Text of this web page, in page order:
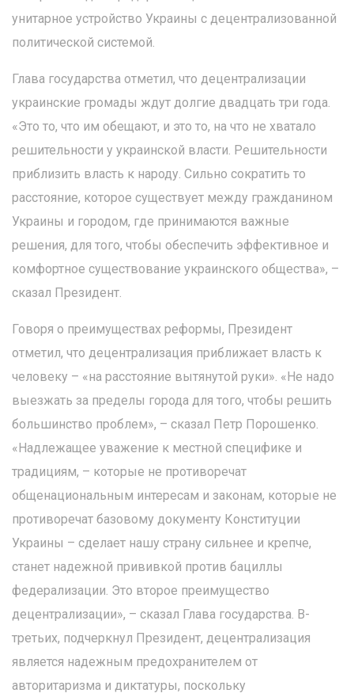
унитарное устройство Украины с децентрализованной
политической системой.
Глава государства отметил, что децентрализации
украинские громады ждут долгие двадцать три года.
«Это то, что им обещают, и это то, на что не хватало
решительности у украинской власти. Решительности
приблизить власть к народу. Сильно сократить то
расстояние, которое существует между гражданином
Украины и городом, где принимаются важные
решения, для того, чтобы обеспечить эффективное и
комфортное существование украинского общества», –
сказал Президент.
Говоря о преимуществах реформы, Президент
отметил, что децентрализация приближает власть к
человеку – «на расстояние вытянутой руки». «Не надо
выезжать за пределы города для того, чтобы решить
большинство проблем», – сказал Петр Порошенко.
«Надлежащее уважение к местной специфике и
традициям, – которые не противоречат
общенациональным интересам и законам, которые не
противоречат базовому документу Конституции
Украины – сделает нашу страну сильнее и крепче,
станет надежной прививкой против бациллы
федерализации. Это второе преимущество
децентрализации», – сказал Глава государства. В-
третьих, подчеркнул Президент, децентрализация
является надежным предохранителем от
авторитаризма и диктатуры, поскольку